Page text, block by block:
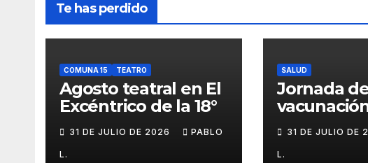
Te has perdido
COMUNA 15 TEATRO
Agosto teatral en El
Excéntrico de la 18°
31 DE JULIO DE 2026 PABLO
L.
SALUD
Jornada
bucal para
31 DE JULIO DE
L.